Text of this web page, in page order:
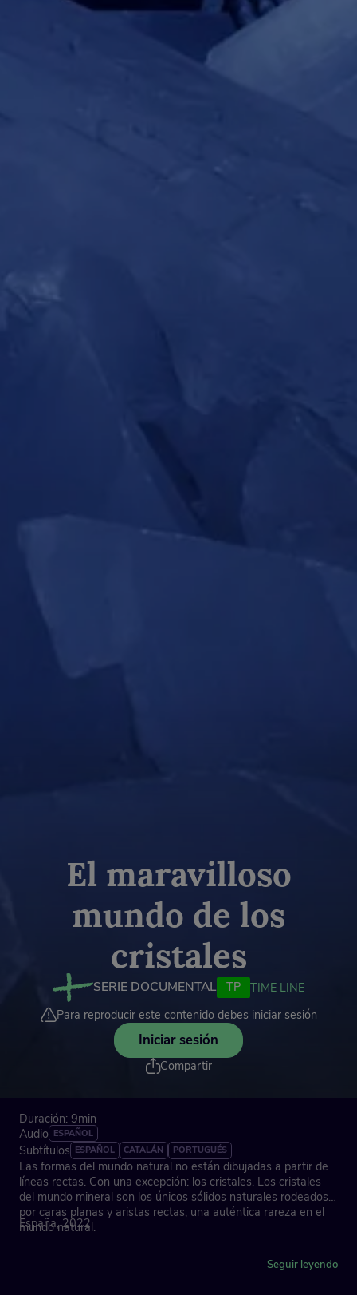
El maravilloso
mundo de los
cristales
SERIE DOCUMENTAL TP
TIME LINE
Para reproducir este contenido debes iniciar sesión
Iniciar sesión
Compartir
Duración: 9min
Audio ESPAÑOL
Subtítulos ESPAÑOL CATALÁN PORTUGUÉS
Las formas del mundo natural no están dibujadas a partir de
líneas rectas. Con una excepción: los cristales. Los cristales
del mundo mineral son los únicos sólidos naturales rodeados
por caras planas y aristas rectas, una auténtica rareza en el
mundo natural.
Asesoramiento científico: Juan Manuel García Ruiz
España, 2022
Seguir leyendo